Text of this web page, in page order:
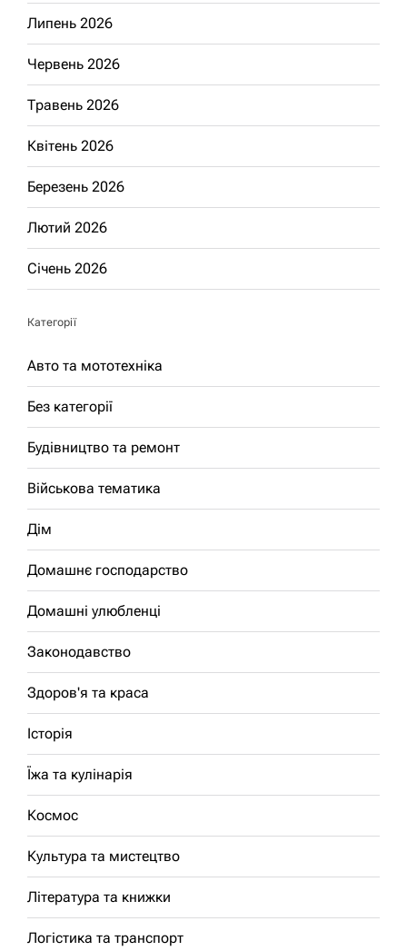
Липень 2026
Червень 2026
Травень 2026
Квітень 2026
Березень 2026
Лютий 2026
Січень 2026
Категорії
Авто та мототехніка
Без категорії
Будівництво та ремонт
Військова тематика
Дім
Домашнє господарство
Домашні улюбленці
Законодавство
Здоров'я та краса
Історія
Їжа та кулінарія
Космос
Культура та мистецтво
Література та книжки
Логістика та транспорт